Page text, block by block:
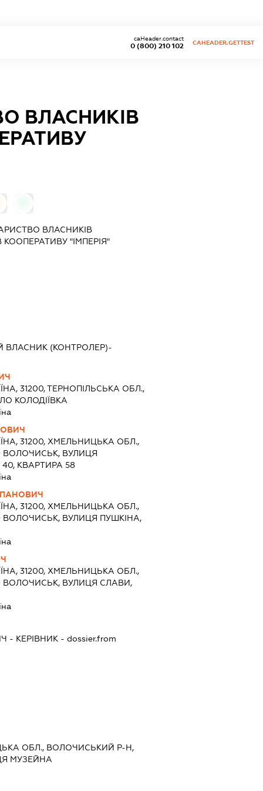
0 (800) 210 102
caHeader.contact
CAHEADER.GETTEST
ВЛАСНИКІВ
ВЛАСНИКІВ
"ІМПЕРІЯ"
ВЛАСНИК (КОНТРОЛЕР)-
31200, ТЕРНОПІЛЬСЬКА ОБЛ.,
КОЛОДІЇВКА
31200, ХМЕЛЬНИЦЬКА ОБЛ.,
ВОЛОЧИСЬК, ВУЛИЦЯ
КВАРТИРА 58
31200, ХМЕЛЬНИЦЬКА ОБЛ.,
ВУЛИЦЯ ПУШКІНА,
31200, ХМЕЛЬНИЦЬКА ОБЛ.,
ВУЛИЦЯ СЛАВИ,
- КЕРІВНИК - dossier.from
ОБЛ., ВОЛОЧИСЬКИЙ Р-Н,
МУЗЕЙНА